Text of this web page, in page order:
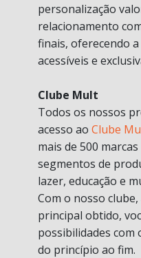
personalização
relacionamento
finais, oferecendo
acessíveis e
Clube Mult
Todos os nossos
acesso ao Clube
mais de 500
segmentos de
lazer, educação e
Com o nosso
principal obtido,
possibilidades com
do princípio ao fim.